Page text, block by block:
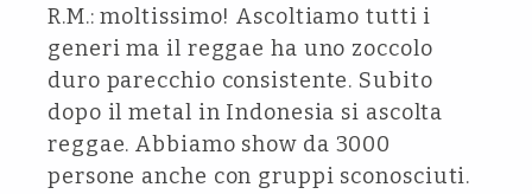
R.M.: moltissimo! Ascoltiamo tutti i
generi ma il reggae ha uno zoccolo
duro parecchio consistente. Subito
dopo il metal in Indonesia si ascolta
reggae. Abbiamo show da 3000
persone anche con gruppi sconosciuti.